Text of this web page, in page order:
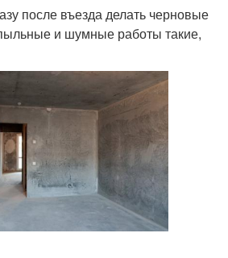
после въезда делать черновые
и шумные работы такие,